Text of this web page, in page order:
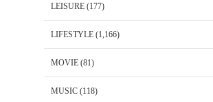
LEISURE (177)
LIFESTYLE (1,166)
MOVIE (81)
MUSIC (118)